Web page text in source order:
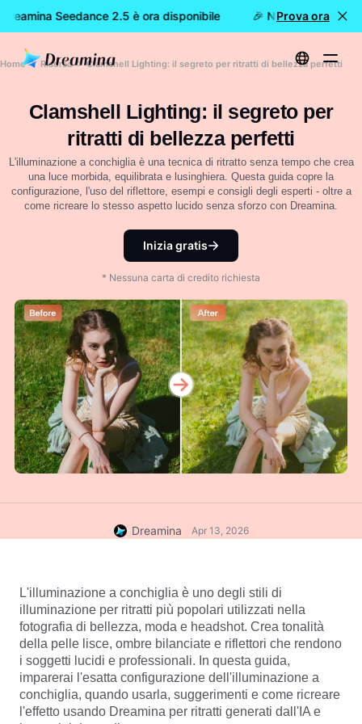
Seedance 2.5 è ora disponibile 🎉 Nuovo modello
Prova ora
Home Risorsa Clamshell Lighting: il segreto per ritratti di bellezza perfetti
Clamshell Lighting: il segreto per
ritratti di bellezza perfetti
L'illuminazione a conchiglia è una tecnica di ritratto senza tempo che crea
una luce morbida, equilibrata e lusinghiera. Questa guida copre la
configurazione, l'uso del riflettore, esempi e consigli degli esperti - oltre a
come ricreare lo stesso aspetto lucido senza sforzo con Dreamina.
Inizia gratis
* Nessuna carta di credito richiesta
Dreamina Apr 13, 2026
L'illuminazione a conchiglia è uno degli stili di
illuminazione per ritratti più popolari utilizzati nella
fotografia di bellezza, moda e headshot. Crea tonalità
della pelle lisce, ombre bilanciate e riflettori che rendono
i soggetti lucidi e professionali. In questa guida,
imparerai l'esatta configurazione dell'illuminazione a
conchiglia, quando usarla, suggerimenti e come ricreare
l'effetto usando Dreamina per ritratti generati dall'IA e